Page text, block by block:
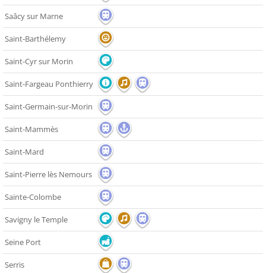
Saâcy sur Marne
Saint-Barthélemy
Saint-Cyr sur Morin
Saint-Fargeau Ponthierry
Saint-Germain-sur-Morin
Saint-Mammès
Saint-Mard
Saint-Pierre lès Nemours
Sainte-Colombe
Savigny le Temple
Seine Port
Serris